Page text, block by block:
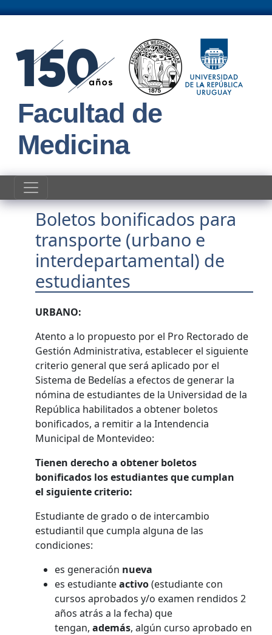
Facultad de
Medicina
Boletos bonificados para
transporte (urbano e
interdepartamental) de
estudiantes
URBANO:
Atento a lo propuesto por el Pro Rectorado de
Gestión Administrativa, establecer el siguiente
criterio general que será aplicado por el
Sistema de Bedelías a efectos de generar la
nómina de estudiantes de la Universidad de la
República habilitados a obtener boletos
bonificados, a remitir a la Intendencia
Municipal de Montevideo:
Tienen derecho a obtener boletos
bonificados los estudiantes que cumplan
el siguiente criterio:
Estudiante de grado o de intercambio
estudiantil que cumpla alguna de las
condiciones:
es generación nueva
es estudianteactivo(estudiante con
cursos aprobados y/o examen rendidos 2
años atrás a la fecha) que
tengan,además, algún curso aprobado en